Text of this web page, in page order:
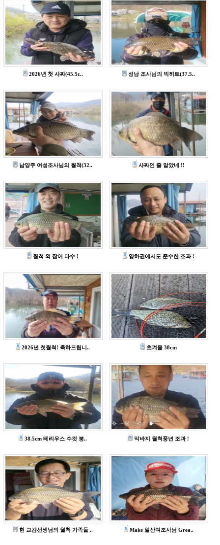
2026년 첫 사짜(45.5c.. 성남 조사님의 빅히트(37.5..
남양주 여성조사님의 월척(32.. 사짜인 줄 알았네 !!
월척 외 잡어 다수 ! 영하권에서도 준수한 조과 !
2026년 첫월척! 축하드립니.. 초겨울 38cm
38.5cm 테리우스 수컷 붕.. 막바지 월척풍년 조과 !
현 교감선생님의 월척 가족들 .. Make 일산여조사님 Grea..